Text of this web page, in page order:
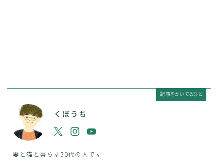
記事をかいてるひと
くぼうち
妻と猫と暮らす30代の人です